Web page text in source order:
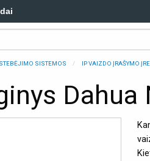
SISTEMOS IP VAIZDO ĮRAŠYMO
Dahua